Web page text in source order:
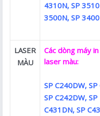
4310N, SP
3500N, SP
LASER
MÀU
Các dòng máy
laser màu:
SP C240DW,
SP C242DW, SP
C431DN, SP